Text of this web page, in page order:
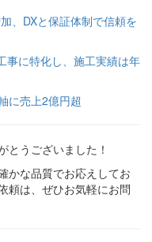
、DXと保証体制で信頼を
事に特化し、施工実績は年
に売上2億円超
とうございました！
かな品質でお応えしてお
頼は、ぜひお気軽にお問